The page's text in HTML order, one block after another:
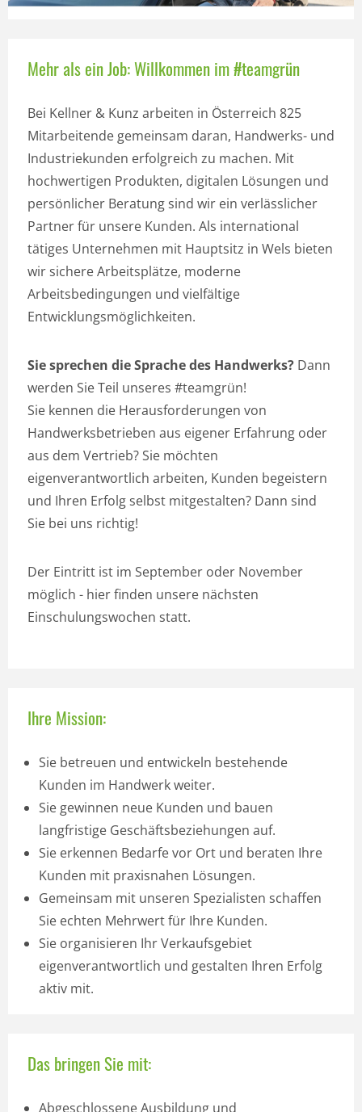
Mehr als ein Job: Willkommen im #teamgrün
Bei Kellner & Kunz arbeiten in Österreich 825
Mitarbeitende gemeinsam daran, Handwerks- und
Industriekunden erfolgreich zu machen. Mit
hochwertigen Produkten, digitalen Lösungen und
persönlicher Beratung sind wir ein verlässlicher
Partner für unsere Kunden. Als international
tätiges Unternehmen mit Hauptsitz in Wels bieten
wir sichere Arbeitsplätze, moderne
Arbeitsbedingungen und vielfältige
Entwicklungsmöglichkeiten.
Sie sprechen die Sprache des Handwerks? Dann
werden Sie Teil unseres #teamgrün!
Sie kennen die Herausforderungen von
Handwerksbetrieben aus eigener Erfahrung oder
aus dem Vertrieb? Sie möchten
eigenverantwortlich arbeiten, Kunden begeistern
und Ihren Erfolg selbst mitgestalten? Dann sind
Sie bei uns richtig!
Der Eintritt ist im September oder November
möglich - hier finden unsere nächsten
Einschulungswochen statt.
Ihre Mission:
Sie betreuen und entwickeln bestehende
Kunden im Handwerk weiter.
Sie gewinnen neue Kunden und bauen
langfristige Geschäftsbeziehungen auf.
Sie erkennen Bedarfe vor Ort und beraten Ihre
Kunden mit praxisnahen Lösungen.
Gemeinsam mit unseren Spezialisten schaffen
Sie echten Mehrwert für Ihre Kunden.
Sie organisieren Ihr Verkaufsgebiet
eigenverantwortlich und gestalten Ihren Erfolg
aktiv mit.
Das bringen Sie mit:
Abgeschlossene Ausbildung und